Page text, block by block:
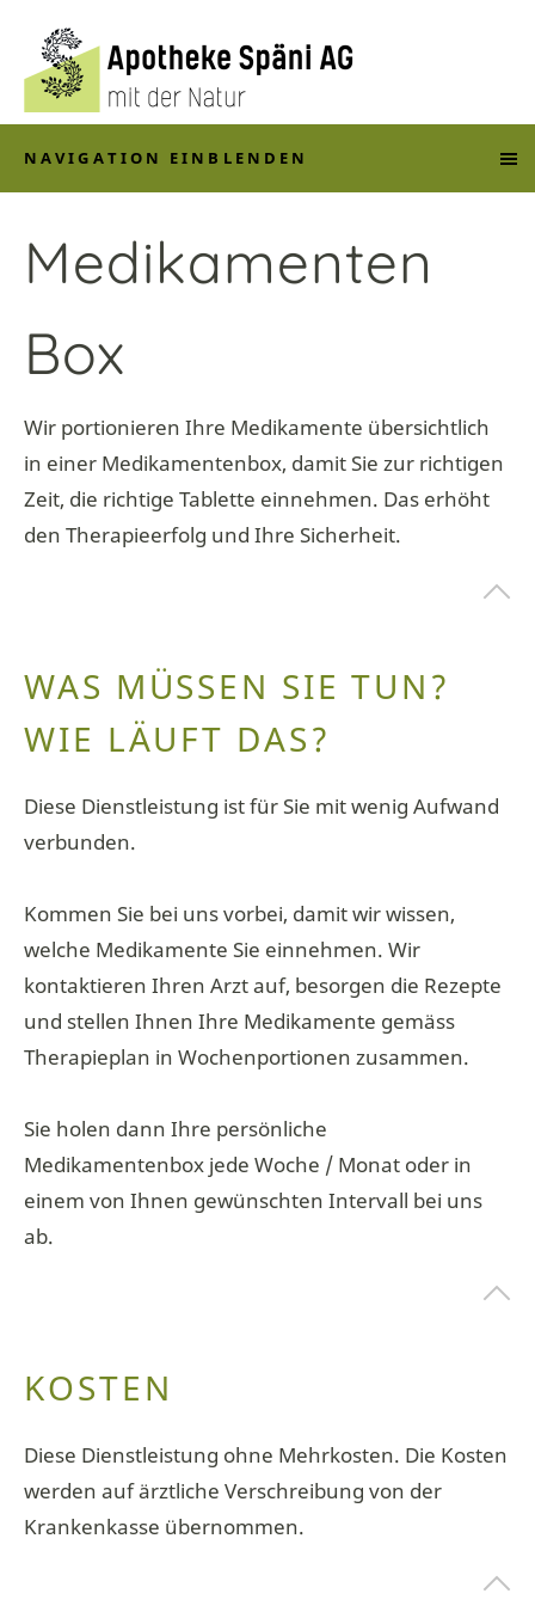
NAVIGATION EINBLENDEN
Medikamenten
Box
Wir portionieren Ihre Medikamente übersichtlich
in einer Medikamentenbox, damit Sie zur richtigen
Zeit, die richtige Tablette einnehmen. Das erhöht
den Therapieerfolg und Ihre Sicherheit.
WAS MÜSSEN SIE TUN?
WIE LÄUFT DAS?
Diese Dienstleistung ist für Sie mit wenig Aufwand
verbunden.
Kommen Sie bei uns vorbei, damit wir wissen,
welche Medikamente Sie einnehmen. Wir
kontaktieren Ihren Arzt auf, besorgen die Rezepte
und stellen Ihnen Ihre Medikamente gemäss
Therapieplan in Wochenportionen zusammen.
Sie holen dann Ihre persönliche
Medikamentenbox jede Woche / Monat oder in
einem von Ihnen gewünschten Intervall bei uns
ab.
KOSTEN
Diese Dienstleistung ohne Mehrkosten. Die Kosten
werden auf ärztliche Verschreibung von der
Krankenkasse übernommen.